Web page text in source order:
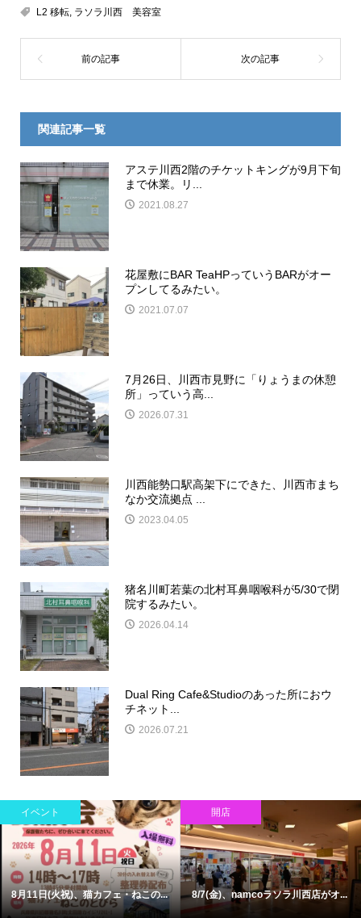
L2 移転, ラソラ川西 美容室
関連記事一覧
アステ川西2階のチケットキングが9月下旬
まで休業。リ...
2021.08.27
花屋敷にBAR TeaHPっていうBARがオー
プンしてるみたい。
2021.07.07
7月26日、川西市見野に「りょうまの休憩
所」っていう高...
2026.07.31
川西能勢口駅高架下にできた、川西市まち
なか交流拠点 ...
2023.04.05
猪名川町若葉の北村耳鼻咽喉科が5/30で閉
院するみたい。
2026.04.14
Dual Ring Cafe&Studioのあった所におウ
チネット...
2026.07.21
イベント
8月11日(火祝)、猫カフェ・ねこの...
開店
8/7(金)、namcoラソラ川西店がオ...